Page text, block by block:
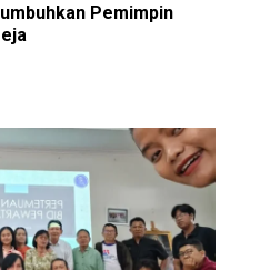
Pemimpin